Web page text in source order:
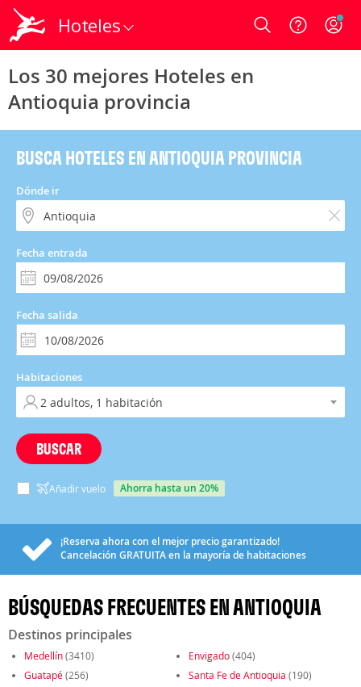
Hoteles Login
Los 30 mejores Hoteles en
Antioquia provincia
BUSCA HOTELES EN ANTIOQUIA PROVINCIA
Dónde ir
Fecha entrada
Fecha salida
Habitaciones
BUSCAR
Añadir vuelo ahorra hasta un 20%
¡Reserva ahora con el mejor precio garantizado!
Cancelación GRATUITAen la mayoría de habitaciones
BÚSQUEDAS FRECUENTES EN ANTIOQUIA
Destinos principales
Medellín(3410) Envigado(404)
Guatapé(256) Santa Fe de Antioquia (190)